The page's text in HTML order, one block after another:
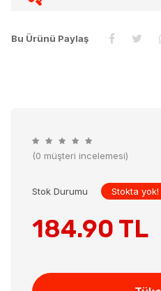
Bu Ürünü Paylaş
(0 müşteri incelemesi)
Stok Durumu Stokta yok!
184.90 TL